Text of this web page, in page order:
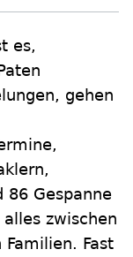
es,
gehen
86 Gespanne
zwischen
Fast